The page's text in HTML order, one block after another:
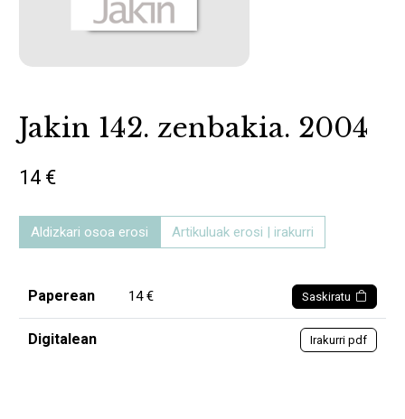
Jakin 142. zenbakia. 2004
14 €
Aldizkari osoa erosi Artikuluak erosi | irakurri
Paperean 14 € Saskiratu
Digitalean Irakurri pdf